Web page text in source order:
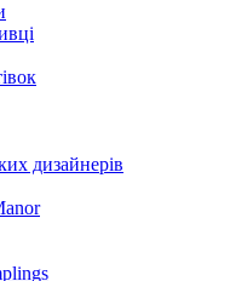
дизайнерів